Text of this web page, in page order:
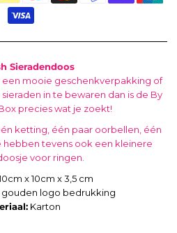
Sieradendoos
een mooie geschenkverpakking of
in te bewaren dan is de By
precies wat je zoekt!
ketting, één paar oorbellen, één
hebben tevens ook een kleinere
voor ringen.
x 10cm x 3,5 cm
logo bedrukking
Karton